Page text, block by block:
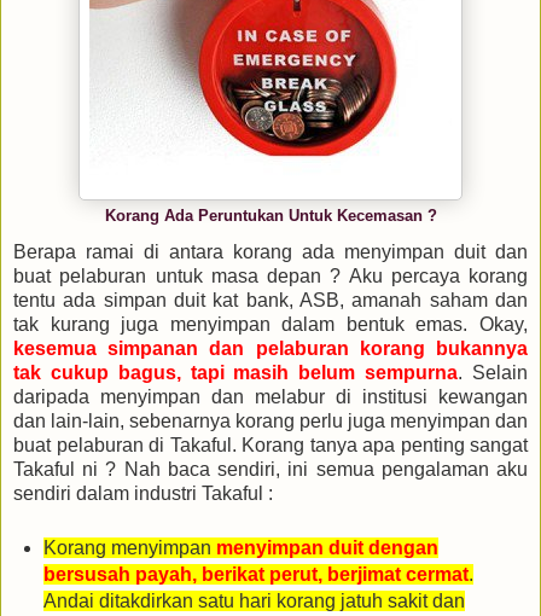
Korang Ada Peruntukan Untuk Kecemasan ?
Berapa ramai di antara korang ada menyimpan duit dan
buat pelaburan untuk masa depan ? Aku percaya korang
tentu ada simpan duit kat bank, ASB, amanah saham dan
tak kurang juga menyimpan dalam bentuk emas. Okay,
kesemua simpanan dan pelaburan korang bukannya
tak cukup bagus, tapi masih belum sempurna. Selain
daripada menyimpan dan melabur di institusi kewangan
dan lain-lain, sebenarnya korang perlu juga menyimpan dan
buat pelaburan di Takaful. Korang tanya apa penting sangat
Takaful ni ? Nah baca sendiri, ini semua pengalaman aku
sendiri dalam industri Takaful :
Korang menyimpan menyimpan duit dengan
bersusah payah, berikat perut, berjimat cermat.
Andai ditakdirkan satu hari korang jatuh sakit dan